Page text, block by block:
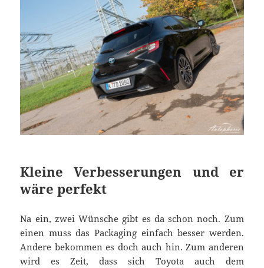
Kleine Verbesserungen und er
wäre perfekt
Na ein, zwei Wünsche gibt es da schon noch. Zum
einen muss das Packaging einfach besser werden.
Andere bekommen es doch auch hin. Zum anderen
wird es Zeit, dass sich Toyota auch dem